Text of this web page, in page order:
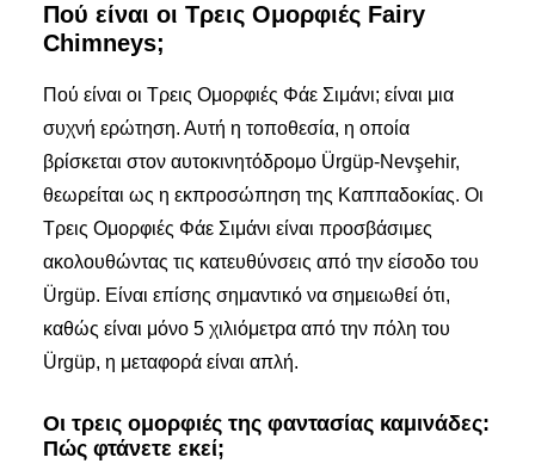
Πού είναι οι Τρεις Ομορφιές Fairy
Chimneys;
Πού είναι οι Τρεις Ομορφιές Φάε Σιμάνι; είναι μια
συχνή ερώτηση. Αυτή η τοποθεσία, η οποία
βρίσκεται στον αυτοκινητόδρομο Ürgüp-Nevşehir,
θεωρείται ως η εκπροσώπηση της Καππαδοκίας. Οι
Τρεις Ομορφιές Φάε Σιμάνι είναι προσβάσιμες
ακολουθώντας τις κατευθύνσεις από την είσοδο του
Ürgüp. Είναι επίσης σημαντικό να σημειωθεί ότι,
καθώς είναι μόνο 5 χιλιόμετρα από την πόλη του
Ürgüp, η μεταφορά είναι απλή.
Οι τρεις ομορφιές της φαντασίας καμινάδες:
Πώς φτάνετε εκεί;